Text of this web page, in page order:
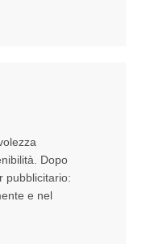
Dopo
pubblicitario:
e nel